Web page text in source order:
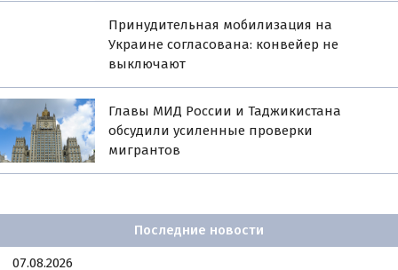
Принудительная мобилизация на
Украине согласована: конвейер не
выключают
Главы МИД России и Таджикистана
обсудили усиленные проверки
мигрантов
Последние новости
07.08.2026